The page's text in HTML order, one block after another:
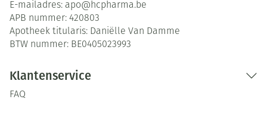
E-mailadres: apo@hcpharma.be
APB nummer: 420803
Apotheek titularis: Daniëlle Van Damme
BTW nummer: BE0405023993
Klantenservice
FAQ